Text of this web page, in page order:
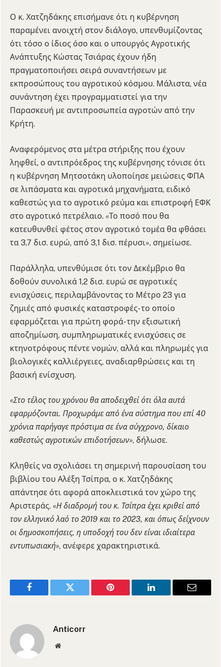
Ο κ. Χατζηδάκης επισήμανε ότι η κυβέρνηση
παραμένει ανοιχτή στον διάλογο, υπενθυμίζοντας
ότι τόσο ο ίδιος όσο και ο υπουργός Αγροτικής
Ανάπτυξης Κώστας Τσιάρας έχουν ήδη
πραγματοποιήσει σειρά συναντήσεων με
εκπροσώπους του αγροτικού κόσμου. Μάλιστα, νέα
συνάντηση έχει προγραμματιστεί για την
Παρασκευή με αντιπροσωπεία αγροτών από την
Κρήτη.
Αναφερόμενος στα μέτρα στήριξης που έχουν
ληφθεί, ο αντιπρόεδρος της κυβέρνησης τόνισε ότι
η κυβέρνηση Μητσοτάκη υλοποίησε μειώσεις ΦΠΑ
σε λιπάσματα και αγροτικά μηχανήματα, ειδικό
καθεστώς για το αγροτικό ρεύμα και επιστροφή ΕΦΚ
στο αγροτικό πετρέλαιο. «Το ποσό που θα
κατευθυνθεί φέτος στον αγροτικό τομέα θα φθάσει
τα 3,7 δισ. ευρώ, από 3,1 δισ. πέρυσι», σημείωσε.
Παράλληλα, υπενθύμισε ότι τον Δεκέμβριο θα
δοθούν συνολικά 1,2 δισ. ευρώ σε αγροτικές
ενισχύσεις, περιλαμβάνοντας το Μέτρο 23 για
ζημιές από φυσικές καταστροφές- το οποίο
εφαρμόζεται για πρώτη φορά- την εξισωτική
αποζημίωση, συμπληρωματικές ενισχύσεις σε
κτηνοτρόφους πέντε νομών, αλλά και πληρωμές για
βιολογικές καλλιέργειες, αναδιαρθρώσεις και τη
βασική ενίσχυση.
«Στο τέλος του χρόνου θα αποδειχθεί ότι όλα αυτά
εφαρμόζονται. Προχωράμε από ένα σύστημα που επί 40
χρόνια παρήγαγε πρόστιμα σε ένα σύγχρονο, δίκαιο
καθεστώς αγροτικών επιδοτήσεων», δήλωσε.
Κληθείς να σχολιάσει τη σημερινή παρουσίαση του
βιβλίου του Αλέξη Τσίπρα, ο κ. Χατζηδάκης
απάντησε ότι αφορά αποκλειστικά τον χώρο της
Αριστεράς. «Η διαδρομή του κ. Τσίπρα έχει κριθεί από
τον ελληνικό λαό το 2019 και το 2023, και όπως δείχνουν
οι δημοσκοπήσεις, η υποδοχή του δεν είναι ιδιαίτερα
εντυπωσιακή», ανέφερε χαρακτηριστικά.
Facebook Twitter Pinterest LinkedIn Email
Anticorr
Website